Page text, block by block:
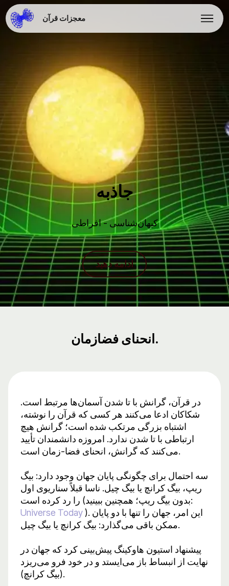
معجزات قرآن
جاذبه
کیهان‌شناسی - افراطی
ادامه دهید
انحنای فضازمان.
در قرآن، گرانش با تا شدن آسمان‌ها مرتبط است.
شکاکان ادعا می‌کنند هر کسی که قرآن را نوشته،
اشتباه بزرگی مرتکب شده است؛ گرانش هیچ
ارتباطی با تا شدن ندارد. امروزه دانشمندان تأیید
می‌کنند که گرانش، انحنای فضا-زمان است.
سه احتمال برای چگونگی پایان جهان وجود دارد: بیگ
ریپ، بیگ کرانچ یا بیگ چیل. ناسا قبلاً سناریوی اول
را رد کرده است (بدون بیگ ریپ؛ همچنین ببینید:
Universe Today). این امر، جهان را تنها با دو پایان
ممکن باقی می‌گذارد: بیگ کرانچ یا بیگ چیل.
پیشنهاد استیون هاوکینگ پیش‌بینی کرد که جهان در
نهایت از انبساط باز می‌ایستد و در خود فرو می‌ریزد
(بیگ کرانچ).